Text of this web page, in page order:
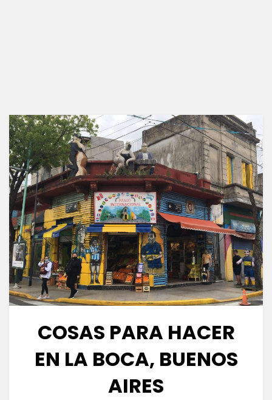
COSAS PARA HACER
EN LA BOCA, BUENOS
AIRES